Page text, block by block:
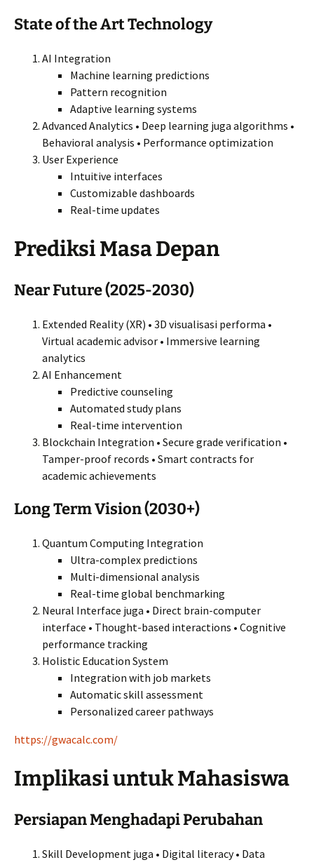
State of the Art Technology
AI Integration
Machine learning predictions
Pattern recognition
Adaptive learning systems
Advanced Analytics • Deep learning juga algorithms •
Behavioral analysis • Performance optimization
User Experience
Intuitive interfaces
Customizable dashboards
Real-time updates
Prediksi Masa Depan
Near Future (2025-2030)
Extended Reality (XR) • 3D visualisasi performa •
Virtual academic advisor • Immersive learning
analytics
AI Enhancement
Predictive counseling
Automated study plans
Real-time intervention
Blockchain Integration • Secure grade verification •
Tamper-proof records • Smart contracts for
academic achievements
Long Term Vision (2030+)
Quantum Computing Integration
Ultra-complex predictions
Multi-dimensional analysis
Real-time global benchmarking
Neural Interface juga • Direct brain-computer
interface • Thought-based interactions • Cognitive
performance tracking
Holistic Education System
Integration with job markets
Automatic skill assessment
Personalized career pathways
https://gwacalc.com/
Implikasi untuk Mahasiswa
Persiapan Menghadapi Perubahan
Skill Development juga • Digital literacy • Data